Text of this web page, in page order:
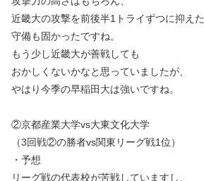
近畿大の攻撃を前後半1トライずつに抑えた
守備も固かったですね。
もう少し近畿大が善戦しても
おかしくないかなと思っていましたが、
やはり今季の早稲田大は強いですね。
②京都産業大学vs大東文化大学
（3回戦②の勝者vs関東リーグ戦1位）
・予想
リーグ戦の代表校が苦戦していますし、